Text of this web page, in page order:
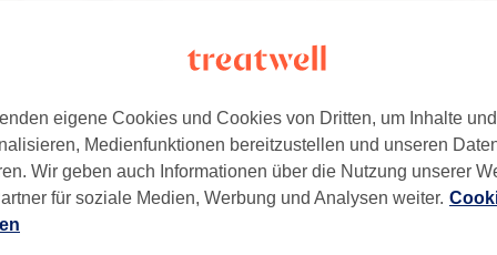
Buchungen über Treatwell entgegen.
Nähe zu finden. Dort warten viele
eigene Cookies und Cookies von Dritten, um Inhalte
Medienfunktionen bereitzustellen und unseren
Wir geben auch Informationen über die Nutzung unserer
für soziale Medien, Werbung und Analysen weiter.